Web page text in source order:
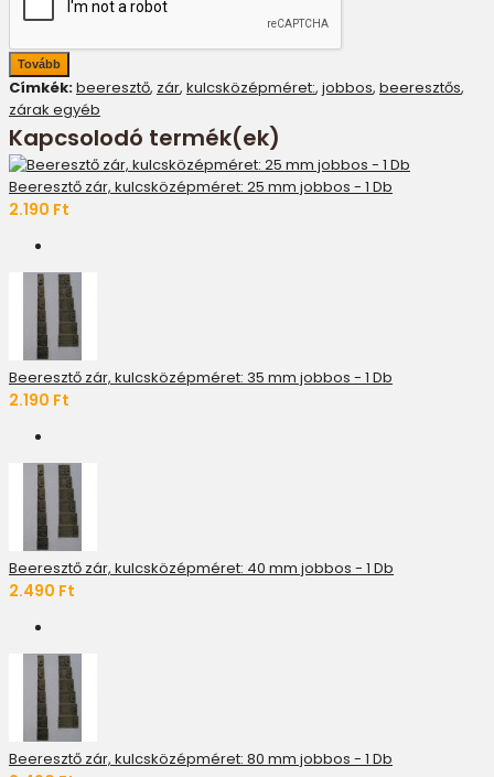
Tovább
Címkék:beeresztő, zár, kulcsközépméret:, jobbos, beeresztős,
zárak egyéb
Kapcsolodó termék(ek)
Beeresztő zár, kulcsközépméret: 25 mm jobbos - 1 Db
2.190 Ft
Beeresztő zár, kulcsközépméret: 35 mm jobbos - 1 Db
2.190 Ft
Beeresztő zár, kulcsközépméret: 40 mm jobbos - 1 Db
2.490 Ft
Beeresztő zár, kulcsközépméret: 80 mm jobbos - 1 Db